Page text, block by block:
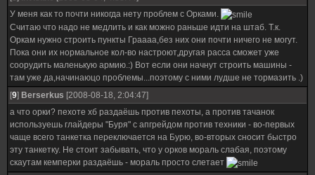
У меня как то почти никогда нету проблем с Орками.
Считаю что надо не медлить и как можно раньше идти на штаб. Т.к.
Оркам нужно строить пункты Граааа,без них они почти ничего не могут.
Пока они их нормальное кол-во настроют,другая расса сможет уже
соорудить маленькую армию.:) Вот если они начнут строить машины -
там уже да,начинаюцо проблемы...поэтому с ними лудше не тормазить .)
[9] Berserkus [2008-08-18, 2:04:47]
а что орки? пехоте хб раздаёшь против пехоты, а против тачанок
используешь глайдеры "Буря" с апгрейдом против техники - во-первых
чаще всего танкетка переключается на Бурю, во-вторых сносит быстро
эту танкетку. Не стоит забывать, что у орков мораль слабая, поэтому
скаутам кемперки раздаёшь - мораль просто слетает